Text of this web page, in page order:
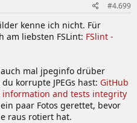
#4.699
kenne ich nicht. Für
am liebsten FSLint: FSlint -
mal jpeginfo drüber
korrupte JPEGs hast: GitHub
and tests integrity
paar Fotos gerettet, bevor
raus rotiert hat.